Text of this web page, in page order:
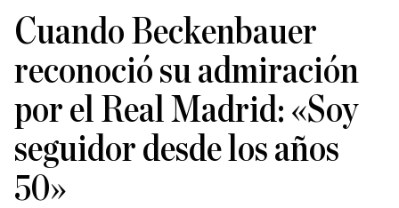
Cuando Beckenbauer
reconoció su admiración
por el Real Madrid: «Soy
seguidor desde los años
50»